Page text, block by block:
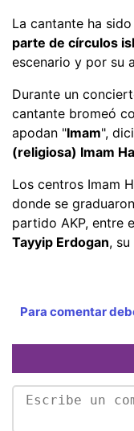
La cantante ha
parte de círculos
escenario y por su
Durante un
cantante bromeó
apodan "Imam",
(religiosa) Imam
Los centros Imam
donde se
partido AKP, entre
Tayyip Erdogan,
Para comentar